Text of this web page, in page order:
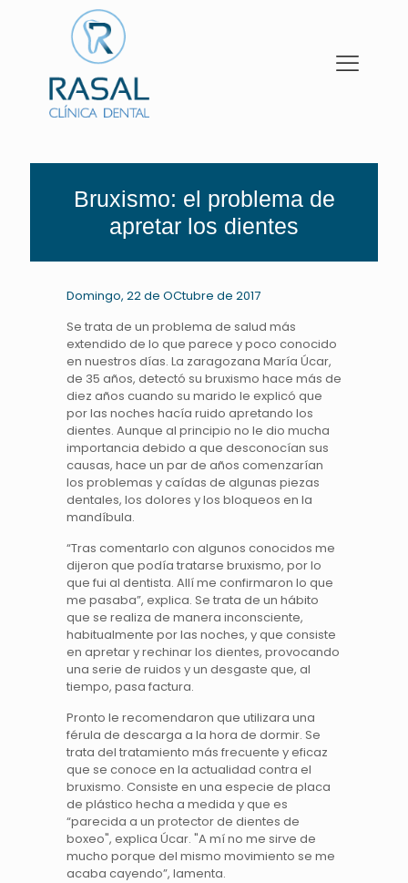
Bruxismo: el problema de
apretar los dientes
Domingo, 22 de OCtubre de 2017
Se trata de un problema de salud más
extendido de lo que parece y poco conocido
en nuestros días. La zaragozana María Úcar,
de 35 años, detectó su bruxismo hace más de
diez años cuando su marido le explicó que
por las noches hacía ruido apretando los
dientes. Aunque al principio no le dio mucha
importancia debido a que desconocían sus
causas, hace un par de años comenzarían
los problemas y caídas de algunas piezas
dentales, los dolores y los bloqueos en la
mandíbula.
“Tras comentarlo con algunos conocidos me
dijeron que podía tratarse bruxismo, por lo
que fui al dentista. Allí me confirmaron lo que
me pasaba”, explica. Se trata de un hábito
que se realiza de manera inconsciente,
habitualmente por las noches, y que consiste
en apretar y rechinar los dientes, provocando
una serie de ruidos y un desgaste que, al
tiempo, pasa factura.
Pronto le recomendaron que utilizara una
férula de descarga a la hora de dormir. Se
trata del tratamiento más frecuente y eficaz
que se conoce en la actualidad contra el
bruxismo. Consiste en una especie de placa
de plástico hecha a medida y que es
“parecida a un protector de dientes de
boxeo", explica Úcar. "A mí no me sirve de
mucho porque del mismo movimiento se me
acaba cayendo”, lamenta.